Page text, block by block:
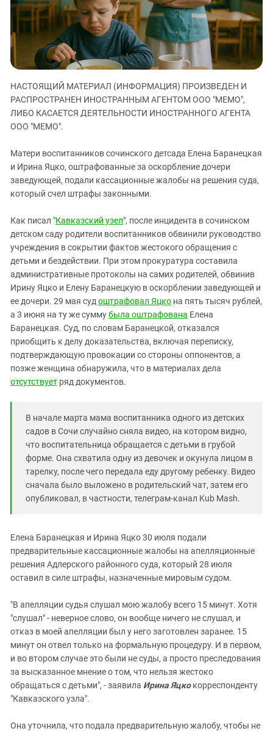
ЗАСТАВЛЯЕТ
КАВКАЗ ЗА ПАЛЕСТИНУ
ИНАКОМЫСЛИЕ В ЧЕЧНЕ
ПРЕСЛЕДОВАНИЕ АКТИВИСТОВ
МОБИЛИЗАЦИЯ И ПРОТЕСТЫ
Дагестан
Кабардино-Балкария
Калмыкия
Карачаево-Черкесия
Краснодарский край
Нагорный Карабах
Ростовская область
Северная Осетия - Алания
СКФО
Ставропольский край
Чечня
Южная Осетия
Южный Кавказ
ЮФО
НАСТОЯЩИЙ МАТЕРИАЛ (ИНФОРМАЦИЯ) ПРОИЗВЕДЕН И
РАСПРОСТРАНЕН ИНОСТРАННЫМ АГЕНТОМ ООО "МЕМО",
ЛИБО КАСАЕТСЯ ДЕЯТЕЛЬНОСТИ ИНОСТРАННОГО АГЕНТА
ООО "МЕМО".
Матери воспитанников сочинского детсада Елена Баранецкая
и Ирина Яцко, оштрафованные за оскорбление дочери
заведующей, подали кассационные жалобы на решения суда,
который счел штрафы законными.
Как писал "Кавказский узел", после инцидента в сочинском
детском саду родители воспитанников обвинили руководство
учреждения в сокрытии фактов жестокого обращения с
детьми и бездействии. При этом прокуратура составила
административные протоколы на самих родителей, обвинив
Ирину Яцко и Елену Баранецкую в оскорблении заведующей и
ее дочери. 29 мая суд оштрафовал Яцко на пять тысяч рублей,
а 3 июня на ту же суммубыла оштрафована Елена
Баранецкая. Суд, по словам Баранецкой, отказался
приобщить к делу доказательства, включая переписку,
подтверждающую провокации со стороны оппонентов, а
позже женщина обнаружила, что в материалах дела
отсутствует ряд документов.
В начале марта мама воспитанника одного из детских
садов в Сочи случайно сняла видео, на котором видно,
что воспитательница обращается с детьми в грубой
форме. Она схватила одну из девочек и окунула лицом в
тарелку, после чего передала еду другому ребенку. Видео
сначала было выложено в родительский чат, затем его
опубликовал, в частности, телеграм-канал Kub Mash.
Елена Баранецкая и Ирина Яцко 30 июля подали
предварительные кассационные жалобы на апелляционные
решения Адлерского районного суда, который 28 июля
оставил в силе штрафы, назначенные мировым судом.
"В апелляции судья слушал мою жалобу всего 15 минут. Хотя
"слушал" - неверное слово, он вообще ничего не слушал, и
отказ в моей апелляции был у него заготовлен заранее. 15
минут он отвел только на формальную процедуру. И в первом,
и во втором случае это были не суды, а просто преследования
за высказанное мнение о том, что нельзя жестоко
обращаться с детьми", - заявила Ирина Яцкокорреспонденту
"Кавказского узла".
Она уточнила, что подала предварительную жалобу, чтобы не